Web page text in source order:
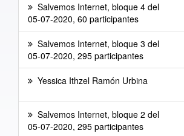
Salvemos Internet, bloque 4 del
05-07-2020, 60 participantes
Salvemos Internet, bloque 3 del
05-07-2020, 295 participantes
Yessica Ithzel Ramón Urbina
Salvemos Internet, bloque 2 del
05-07-2020, 295 participantes